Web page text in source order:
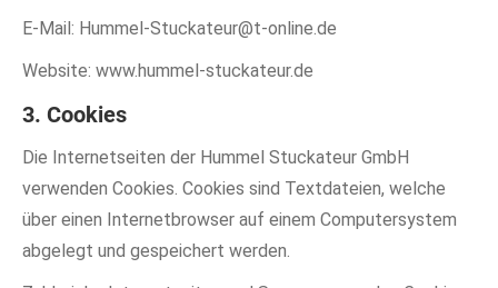
E-Mail: Hummel-Stuckateur@t-online.de
Website: www.hummel-stuckateur.de
3. Cookies
Die Internetseiten der Hummel Stuckateur GmbH
verwenden Cookies. Cookies sind Textdateien, welche
über einen Internetbrowser auf einem Computersystem
abgelegt und gespeichert werden.